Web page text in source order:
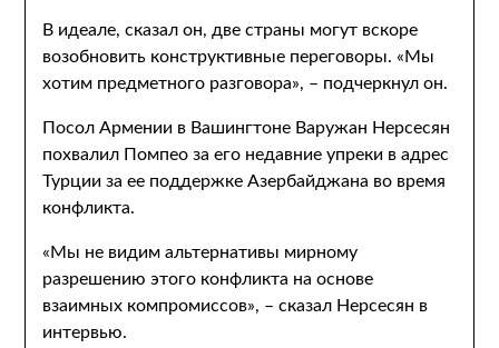
В идеале, сказал он, две страны могут вскоре
возобновить конструктивные переговоры. «Мы
хотим предметного разговора», – подчеркнул он.
Посол Армении в Вашингтоне Варужан Нерсесян
похвалил Помпео за его недавние упреки в адрес
Турции за ее поддержке Азербайджана во время
конфликта.
«Мы не видим альтернативы мирному
разрешению этого конфликта на основе
взаимных компромиссов», – сказал Нерсесян в
интервью.